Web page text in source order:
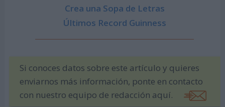
Crea una Sopa de Letras
Últimos Record Guinness
Si conoces datos sobre este artículo y quieres
enviarnos más información, ponte en contacto
con nuestro equipo de redacción aquí.